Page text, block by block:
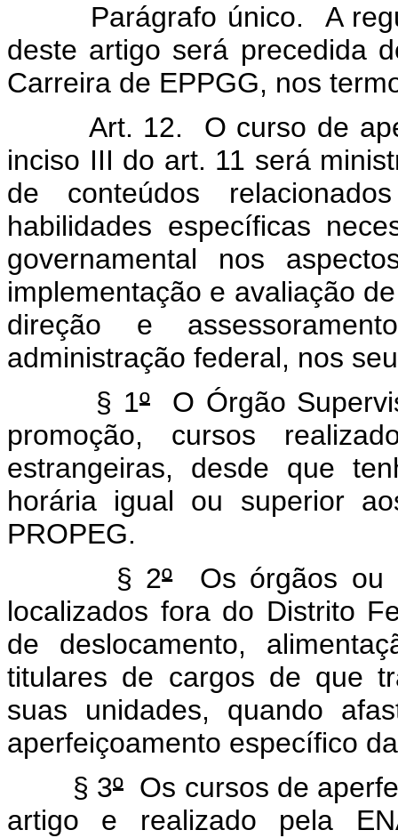
Parágrafo único. A
deste artigo será precedida
Carreira de EPPGG, nos
Art. 12. O curso de
inciso III do art. 11 será
de conteúdos
habilidades específicas
governamental nos
implementação e avaliação
direção e
administração federal, nos
§ 1º O Órgão
promoção, cursos
estrangeiras, desde que
horária igual ou superior
PROPEG.
§ 2ºOs órgãos ou
localizados fora do Distrito
de deslocamento,
titulares de cargos de que
suas unidades, quando
aperfeiçoamento específico
§ 3º Os cursos de
artigo e realizado pela